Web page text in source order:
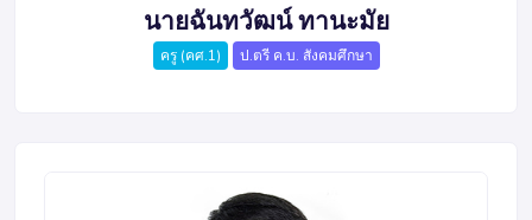
นายฉันทวัฒน์ ทานะมัย
ครู (คศ.1) ป.ตรี ค.บ. สังคมศึกษา